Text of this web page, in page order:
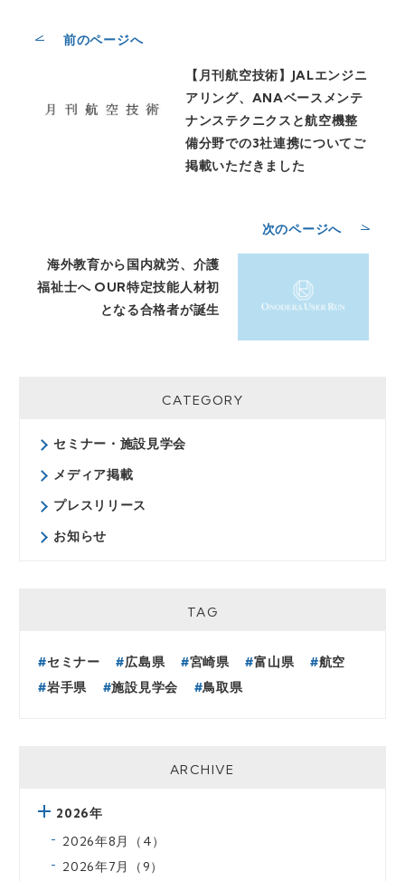
前のページへ
【月刊航空技術】JALエンジニ
アリング、ANAベースメンテ
ナンステクニクスと航空機整
備分野での3社連携についてご
掲載いただきました
次のページへ
海外教育から国内就労、介護
福祉士へ OUR特定技能人材初
となる合格者が誕生
CATEGORY
セミナー・施設見学会
メディア掲載
プレスリリース
お知らせ
TAG
セミナー 広島県 宮崎県 富山県
航空
岩手県
施設見学会 鳥取県
ARCHIVE
2026年
2026年8月（4）
2026年7月（9）